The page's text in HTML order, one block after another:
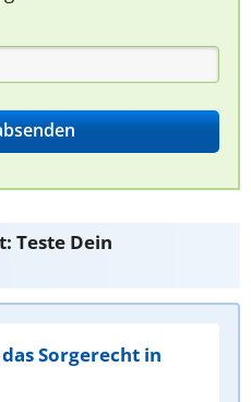
Teste Dein
Sorgerecht in